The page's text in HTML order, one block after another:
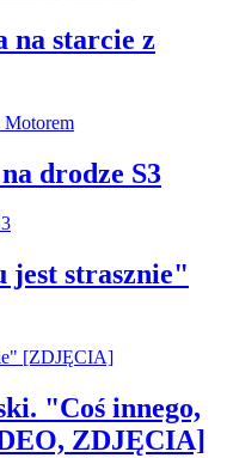
na starcie z
drodze S3
jest strasznie"
"Coś innego,
ZDJĘCIA]